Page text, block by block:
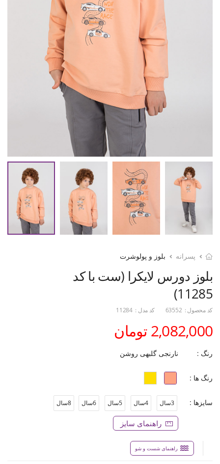
پسرانه بلوز و پولوشرت
بلوز دورس لایکرا (ست با کد
11285)
کد محصول : 63552 کد مدل : 11284
2,082,000 تومان
رنگ : نارنجی گلبهی روشن
رنگ ها :
سایزها : 3سال 4سال 5سال 6سال 8سال
راهنمای سایز
راهنمای شست و شو